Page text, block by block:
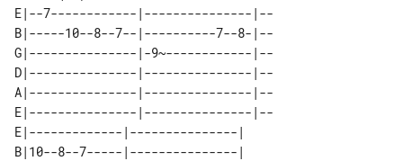
E|--7------------|---------------|--
B|-----10--8--7--|----------7--8-|--
G|---------------|-9~------------|--
D|---------------|---------------|--
A|---------------|---------------|--
E|---------------|---------------|--
E|-------------|---------------|
B|10--8--7-----|---------------|